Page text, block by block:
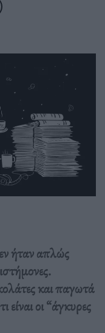
ήταν απλώς
και παγωτά
οι “άγκυρες